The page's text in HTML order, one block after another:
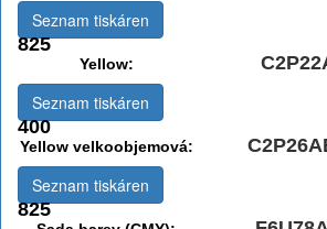
825
Seznam tiskáren
Yellow:
400
Seznam tiskáren
Yellow velkoobjemová:
825
Seznam tiskáren